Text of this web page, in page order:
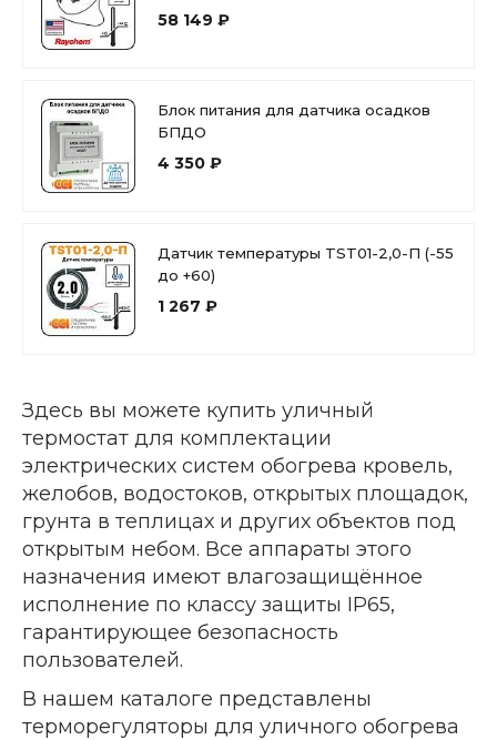
58 149 ₽
Блок питания для датчика осадков
БПДО
4 350 ₽
Датчик температуры TST01-2,0-П (-55
до +60)
1 267 ₽
Здесь вы можете купить уличный
термостат для комплектации
электрических систем обогрева кровель,
желобов, водостоков, открытых площадок,
грунта в теплицах и других объектов под
открытым небом. Все аппараты этого
назначения имеют влагозащищённое
исполнение по классу защиты IP65,
гарантирующее безопасность
пользователей.
В нашем каталоге представлены
терморегуляторы для уличного обогрева